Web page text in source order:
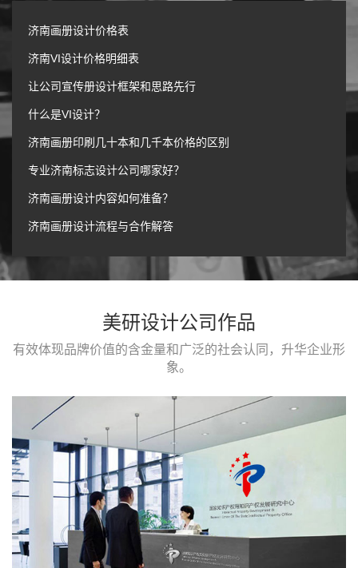
济南画册设计价格表
济南VI设计价格明细表
让公司宣传册设计框架和思路先行
什么是VI设计？
济南画册印刷几十本和几千本价格的区别
专业济南标志设计公司哪家好？
济南画册设计内容如何准备？
济南画册设计流程与合作解答
美研设计公司作品
有效体现品牌价值的含金量和广泛的社会认同，升华企业形
象。